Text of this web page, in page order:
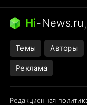
Бензин 100 и 95
Следующая
Hi-News.ru
Темы Авторы
Реклама
Редакционная